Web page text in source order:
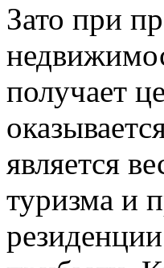
Зато при
получает
является
туризма и